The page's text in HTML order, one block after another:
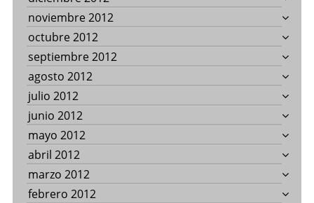
noviembre 2012
octubre 2012
septiembre 2012
agosto 2012
julio 2012
junio 2012
mayo 2012
abril 2012
marzo 2012
febrero 2012